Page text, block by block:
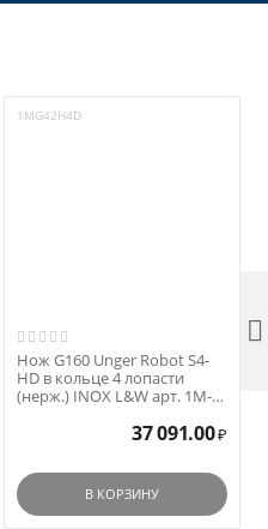
1MG42H4D
Нож G160 Unger Robot S4-
HD в кольце 4 лопасти
(нерж.) INOX L&W арт. 1M-
37 091.00 ₽
В КОРЗИНУ
